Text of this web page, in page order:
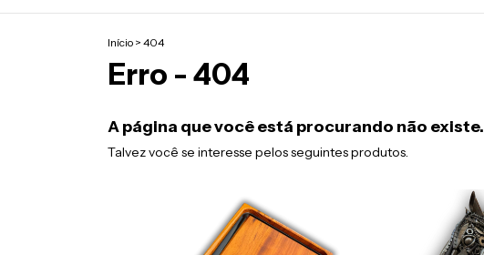
Início > 404
Erro - 404
A página que você está procurando não existe.
Talvez você se interesse pelos seguintes produtos.